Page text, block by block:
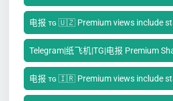
电报 ᴛɢ 🇺🇿 Premium views include
Telegram|纸飞机|TG|电报 Premium
电报 ᴛɢ 🇮🇷 Premium views include